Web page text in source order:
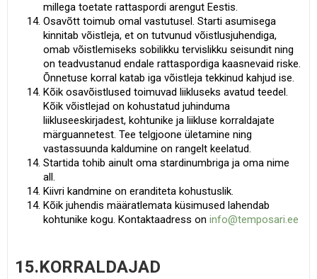
millega toetate rattaspordi arengut Eestis.
Osavõtt toimub omal vastutusel. Starti asumisega
kinnitab võistleja, et on tutvunud võistlusjuhendiga,
omab võistlemiseks sobilikku tervislikku seisundit ning
on teadvustanud endale rattaspordiga kaasnevaid riske.
Õnnetuse korral katab iga võistleja tekkinud kahjud ise.
Kõik osavõistlused toimuvad liikluseks avatud teedel.
Kõik võistlejad on kohustatud juhinduma
liikluseeskirjadest, kohtunike ja liikluse korraldajate
märguannetest. Tee telgjoone ületamine ning
vastassuunda kaldumine on rangelt keelatud.
Startida tohib ainult oma stardinumbriga ja oma nime
all.
Kiivri kandmine on eranditeta kohustuslik.
Kõik juhendis määratlemata küsimused lahendab
kohtunike kogu. Kontaktaadress on info@temposari.ee
15.KORRALDAJAD